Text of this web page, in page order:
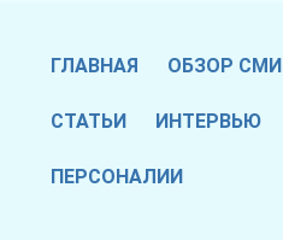
ГЛАВНАЯ ОБЗОР СМИ
СТАТЬИ ИНТЕРВЬЮ
ПЕРСОНАЛИИ